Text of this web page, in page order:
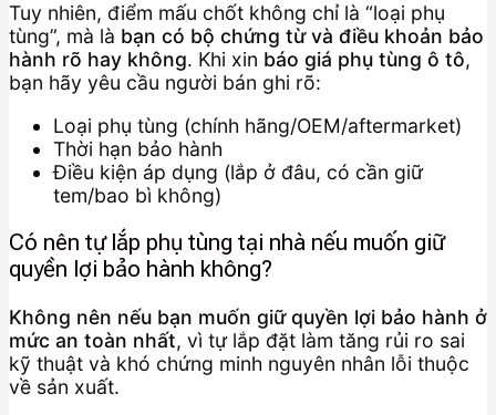
Tuy nhiên, điểm mấu chốt không chỉ là “loại phụ
tùng”, mà là bạn có bộ chứng từ và điều khoản bảo
hành rõ hay không. Khi xin báo giá phụ tùng ô tô,
bạn hãy yêu cầu người bán ghi rõ:
Loại phụ tùng (chính hãng/OEM/aftermarket)
Thời hạn bảo hành
Điều kiện áp dụng (lắp ở đâu, có cần giữ
tem/bao bì không)
Có nên tự lắp phụ tùng tại nhà nếu muốn giữ
quyền lợi bảo hành không?
Không nên nếu bạn muốn giữ quyền lợi bảo hành ở
mức an toàn nhất, vì tự lắp đặt làm tăng rủi ro sai
kỹ thuật và khó chứng minh nguyên nhân lỗi thuộc
về sản xuất.